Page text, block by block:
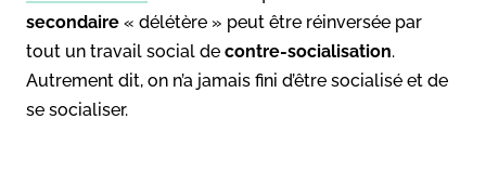
secondaire « délétère » peut être réinversée par
tout un travail social de contre-socialisation.
Autrement dit, on n’a jamais fini d’être socialisé et de
se socialiser.